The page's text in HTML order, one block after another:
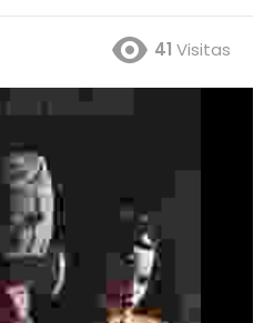
41 Visitas